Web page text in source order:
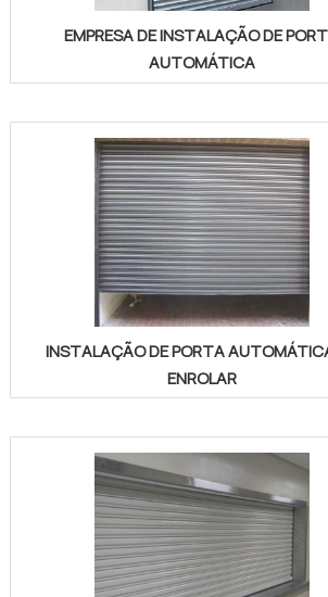
EMPRESA DE INSTALAÇÃO DE
AUTOMÁTICA
INSTALAÇÃO DE PORTA
ENROLAR